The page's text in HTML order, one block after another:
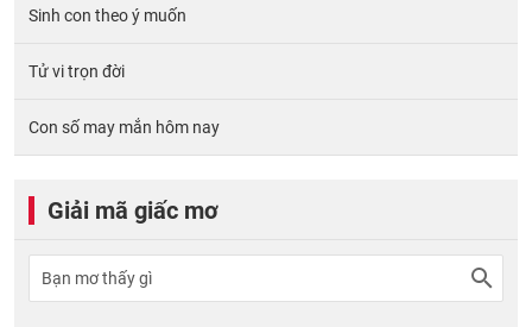
Sinh con theo ý muốn
Tử vi trọn đời
Con số may mắn hôm nay
Giải mã giấc mơ